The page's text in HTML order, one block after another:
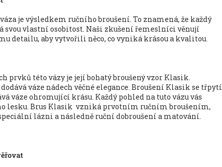
je výsledkem ručního broušení. To znamená, že každý
svou vlastní osobitost. Naši zkušení řemeslníci věnují
detailu, aby vytvořili něco, co vyniká krásou a kvalitou.
prvků této vázy je její bohatý broušený vzor Klasik.
váze nádech věčné elegance. Broušení Klasik se třpytí
váze ohromující krásu. Každý pohled na tuto vázu vás
lesku. Brus Klasik vzniká prvotním ručním broušením,
lázni a následně ruční dobroušení a matování.